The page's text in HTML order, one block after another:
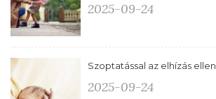
2025-09-24
Szoptatással az elhízás ellen
2025-09-24